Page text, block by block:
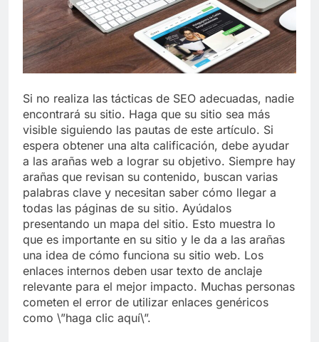
Si no realiza las tácticas de SEO adecuadas, nadie
encontrará su sitio. Haga que su sitio sea más
visible siguiendo las pautas de este artículo. Si
espera obtener una alta calificación, debe ayudar
a las arañas web a lograr su objetivo. Siempre hay
arañas que revisan su contenido, buscan varias
palabras clave y necesitan saber cómo llegar a
todas las páginas de su sitio. Ayúdalos
presentando un mapa del sitio. Esto muestra lo
que es importante en su sitio y le da a las arañas
una idea de cómo funciona su sitio web. Los
enlaces internos deben usar texto de anclaje
relevante para el mejor impacto. Muchas personas
cometen el error de utilizar enlaces genéricos
como \”haga clic aquí\”.